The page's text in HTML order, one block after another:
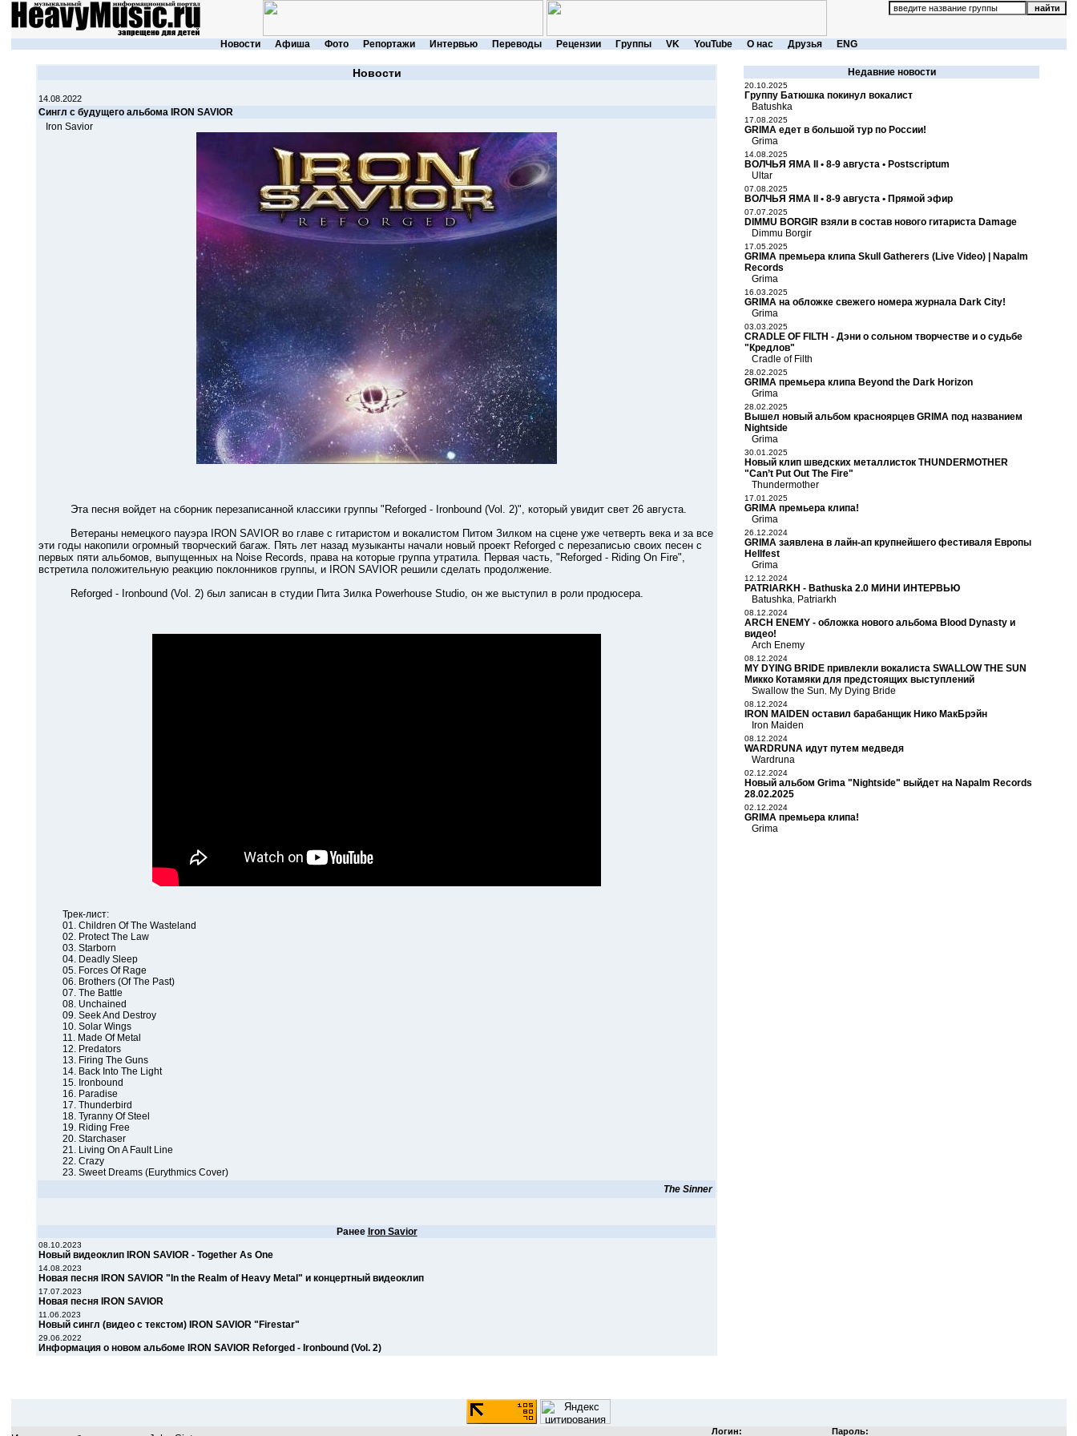
Новости Афиша Фото Репортажи Интервью Переводы Рецензии Группы VK YouTube О нас Друзья ENG
Новости
14.08.2022
Cингл с будущего альбома IRON SAVIOR
Iron Savior
Эта песня войдет на сборник перезаписанной классики группы "Reforged - Ironbound (Vol. 2)", который увидит свет 26 августа.
Ветераны немецкого пауэра IRON SAVIOR во главе с гитаристом и вокалистом Питом Зилком на сцене уже четверть века и за все
эти годы накопили огромный творческий багаж. Пять лет назад музыканты начали новый проект Reforged с перезаписью своих песен с
первых пяти альбомов, выпущенных на Noise Records, права на которые группа утратила. Первая часть, "Reforged - Riding On Fire",
встретила положительную реакцию поклонников группы, и IRON SAVIOR решили сделать продолжение.
Reforged - Ironbound (Vol. 2) был записан в студии Пита Зилка Powerhouse Studio, он же выступил в роли продюсера.
Трек-лист:
01. Children Of The Wasteland
02. Protect The Law
03. Starborn
04. Deadly Sleep
05. Forces Of Rage
06. Brothers (Of The Past)
07. The Battle
08. Unchained
09. Seek And Destroy
10. Solar Wings
11. Made Of Metal
12. Predators
13. Firing The Guns
14. Back Into The Light
15. Ironbound
16. Paradise
17. Thunderbird
18. Tyranny Of Steel
19. Riding Free
20. Starchaser
21. Living On A Fault Line
22. Crazy
23. Sweet Dreams (Eurythmics Cover)
The Sinner
Ранее Iron Savior
08.10.2023
Новый видеоклип IRON SAVIOR - Together As One
14.08.2023
Новая песня IRON SAVIOR "In the Realm of Heavy Metal" и концертный видеоклип
17.07.2023
Новая песня IRON SAVIOR
11.06.2023
Новый сингл (видео с текстом) IRON SAVIOR "Firestar"
29.06.2022
Информация о новом альбоме IRON SAVIOR Reforged - Ironbound (Vol. 2)
Недавние новости
20.10.2025
Группу Батюшка покинул вокалист
Batushka
17.08.2025
GRIMA едет в большой тур по России!
Grima
14.08.2025
ВОЛЧЬЯ ЯМА II • 8-9 августа • Postscriptum
Ultar
07.08.2025
ВОЛЧЬЯ ЯМА II • 8-9 августа • Прямой эфир
07.07.2025
DIMMU BORGIR взяли в состав нового гитариста Damage
Dimmu Borgir
17.05.2025
GRIMA премьера клипа Skull Gatherers (Live Video) | Napalm
Records
Grima
16.03.2025
GRIMA на обложке свежего номера журнала Dark City!
Grima
03.03.2025
CRADLE OF FILTH - Дэни о сольном творчестве и о судьбе
"Кредлов"
Cradle of Filth
28.02.2025
GRIMA премьера клипа Beyond the Dark Horizon
Grima
28.02.2025
Вышел новый альбом красноярцев GRIMA под названием
Nightside
Grima
30.01.2025
Новый клип шведских металлисток THUNDERMOTHER
"Can’t Put Out The Fire"
Thundermother
17.01.2025
GRIMA премьера клипа!
Grima
26.12.2024
GRIMA заявлена в лайн-ап крупнейшего фестиваля Европы
Hellfest
Grima
12.12.2024
PATRIARKH - Bathuska 2.0 МИНИ ИНТЕРВЬЮ
Batushka Patriarkh
08.12.2024
ARCH ENEMY - обложка нового альбома Blood Dynasty и
видео!
Arch Enemy
08.12.2024
MY DYING BRIDE привлекли вокалиста SWALLOW THE SUN
Микко Котамяки для предстоящих выступлений
Swallow the Sun
My Dying Bride
08.12.2024
IRON MAIDEN оставил барабанщик Нико МакБрэйн
Iron Maiden
08.12.2024
WARDRUNA идут путем медведя
Wardruna
02.12.2024
Новый альбом Grima "Nightside" выйдет на Napalm Records
28.02.2025
02.12.2024
GRIMA премьера клипа!
Grima
Логин: Пароль: